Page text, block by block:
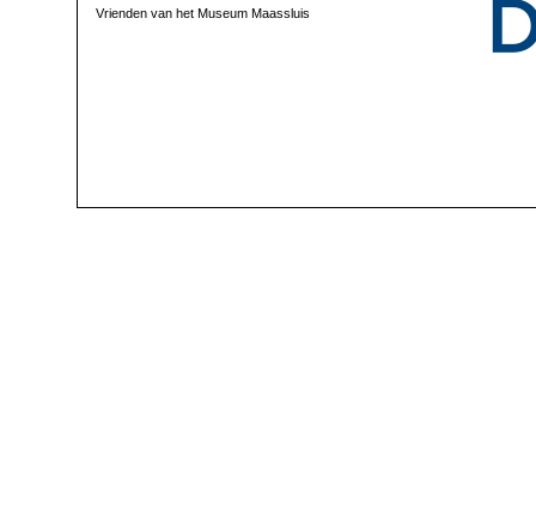
Vrienden van het Museum Maassluis